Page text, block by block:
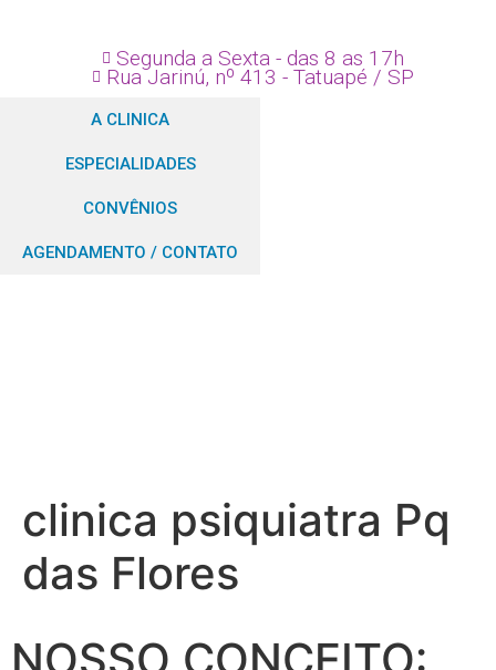
Segunda a Sexta - das 8 as 17h
Rua Jarinú, nº 413 - Tatuapé / SP
A CLINICA
ESPECIALIDADES
CONVÊNIOS
AGENDAMENTO / CONTATO
clinica psiquiatra Pq
das Flores